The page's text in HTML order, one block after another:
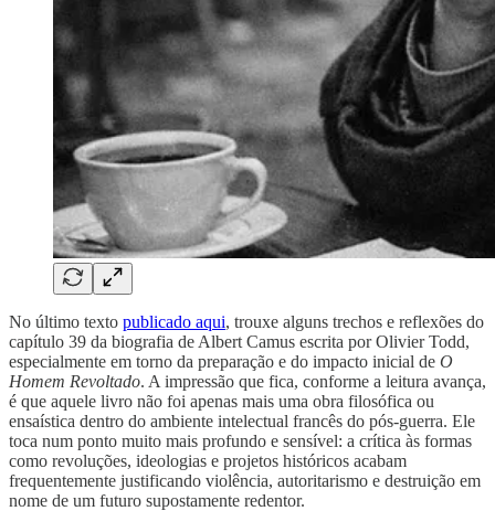
No último texto publicado aqui, trouxe alguns trechos e reflexões do
capítulo 39 da biografia de Albert Camus escrita por Olivier Todd,
especialmente em torno da preparação e do impacto inicial de O
Homem Revoltado. A impressão que fica, conforme a leitura avança,
é que aquele livro não foi apenas mais uma obra filosófica ou
ensaística dentro do ambiente intelectual francês do pós-guerra. Ele
toca num ponto muito mais profundo e sensível: a crítica às formas
como revoluções, ideologias e projetos históricos acabam
frequentemente justificando violência, autoritarismo e destruição em
nome de um futuro supostamente redentor.